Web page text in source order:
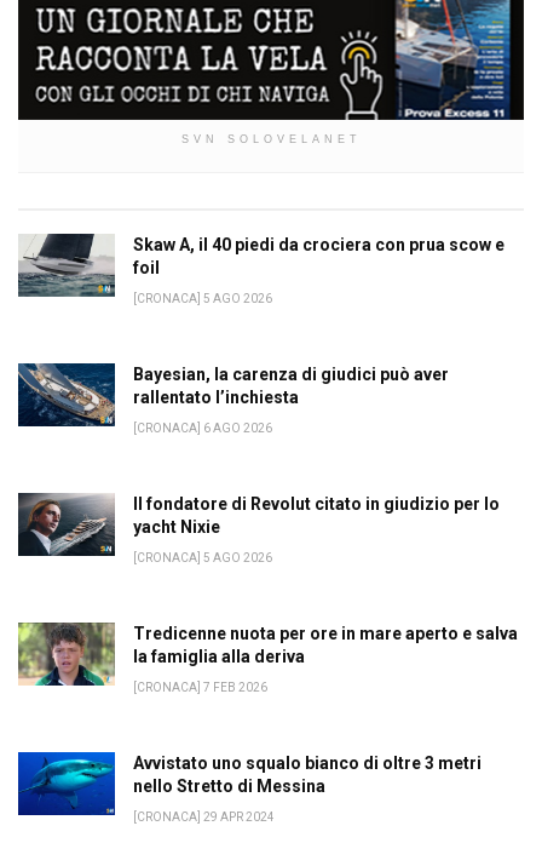
SVN SOLOVELANET
Skaw A, il 40 piedi da crociera con prua scow e
foil
[CRONACA] 5 AGO 2026
Bayesian, la carenza di giudici può aver
rallentato l’inchiesta
[CRONACA] 6 AGO 2026
Il fondatore di Revolut citato in giudizio per lo
yacht Nixie
[CRONACA] 5 AGO 2026
Tredicenne nuota per ore in mare aperto e salva
la famiglia alla deriva
[CRONACA] 7 FEB 2026
Avvistato uno squalo bianco di oltre 3 metri
nello Stretto di Messina
[CRONACA] 29 APR 2024